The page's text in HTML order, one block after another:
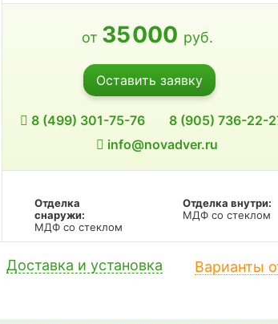
от 35000 руб.
Оставить заявку
8 (499) 301-75-76
8 (905) 736-22-
info@novadver.ru
Отделка
снаружи:
МДФ со стеклом
Отделка внутри:
МДФ со стеклом
Доставка и установка
Варианты